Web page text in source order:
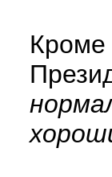
Кроме